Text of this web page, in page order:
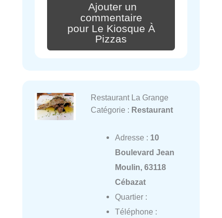
Ajouter un
commentaire
pour Le Kiosque À
Pizzas
Restaurant La Grange
Catégorie : Restaurant
Adresse : 10
Boulevard Jean
Moulin, 63118
Cébazat
Quartier :
Téléphone :